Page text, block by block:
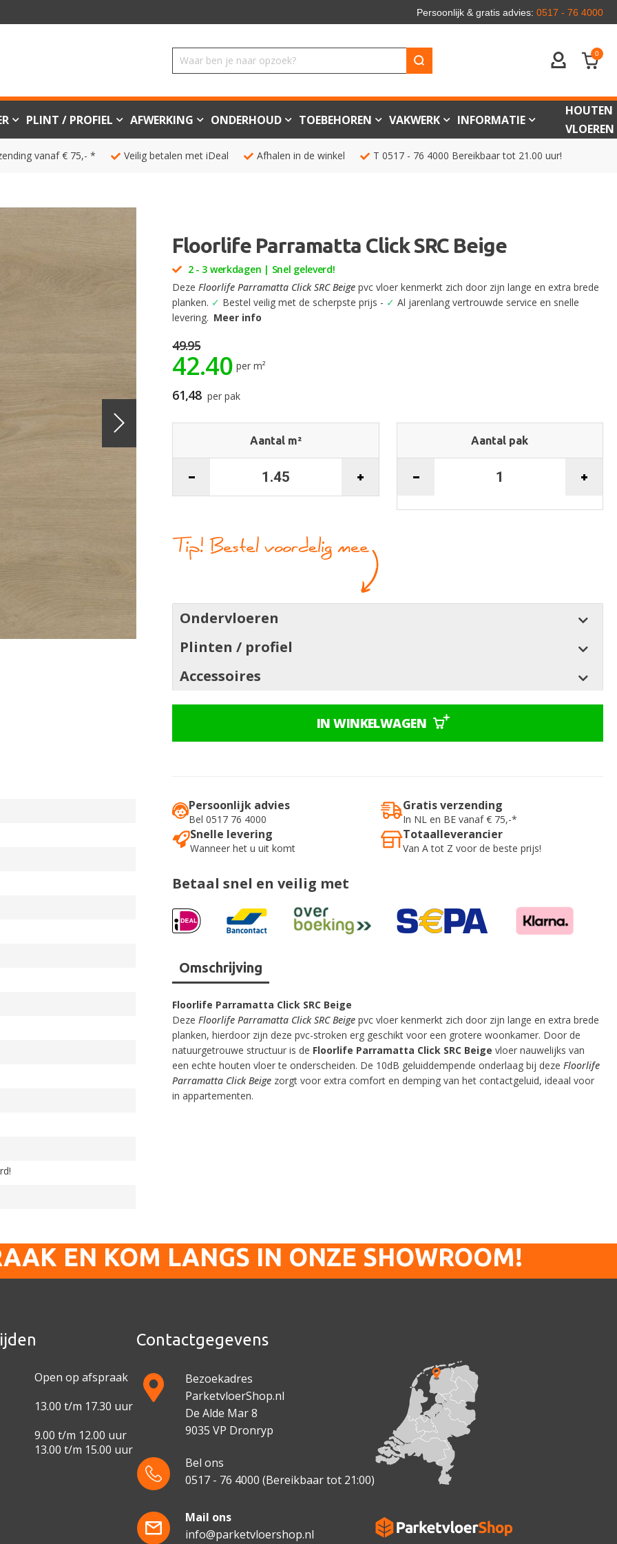
Persoonlijk & gratis advies: 0517 - 76 4000
ACCOUNT
0
PLINT / PROFIEL AFWERKING ONDERHOUD TOEBEHOREN VAKWERK INFORMATIE
HOUTEN
VLOEREN
vanaf € 75,- * Veilig betalen met iDeal Afhalen in de winkel T 0517 - 76 4000 Bereikbaar tot 21.00 uur!
Floorlife Parramatta Click SRC Beige
2 - 3 werkdagen | Snel geleverd!
DezeFloorlife Parramatta Click SRC Beige pvc vloer kenmerkt zich door zijn lange en extra brede
planken. ✓ Bestel veilig met de scherpste prijs - ✓Al jarenlang vertrouwde service en snelle
levering. Meer info
49.95
42.40 per m²
61,48 per pak
Aantal pak
Aantal m²
Ondervloeren
Plinten / profiel
Accessoires
IN WINKELWAGEN
Persoonlijk advies
Bel 0517 76 4000
Gratis verzending
In NL en BE vanaf € 75,-*
Snelle levering
Wanneer het u uit komt
Totaalleverancier
Van A tot Z voor de beste prijs!
Betaal snel en veilig met
Omschrijving
Floorlife Parramatta Click SRC Beige
DezeFloorlife Parramatta Click SRC Beige pvc vloer kenmerkt zich door zijn lange en extra brede
planken, hierdoor zijn deze pvc-stroken erg geschikt voor een grotere woonkamer. Door de
natuurgetrouwe structuur is de Floorlife Parramatta Click SRC Beige vloer nauwelijks van
een echte houten vloer te onderscheiden. De 10dB geluiddempende onderlaag bij dezeFloorlife
Parramatta Click Beige zorgt voor extra comfort en demping van het contactgeluid, ideaal voor
in appartementen.
EN KOM LANGS IN ONZE SHOWROOM!
Open op afspraak
13.00 t/m 17.30 uur
9.00 t/m 12.00 uur
13.00 t/m 15.00 uur
Contactgegevens
Bezoekadres
ParketvloerShop.nl
De Alde Mar 8
9035 VP Dronryp
Bel ons
0517 - 76 4000 (Bereikbaar tot 21:00)
Mail ons
info@parketvloershop.nl